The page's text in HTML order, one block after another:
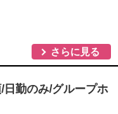
さらに見る
日勤のみ/グループホ